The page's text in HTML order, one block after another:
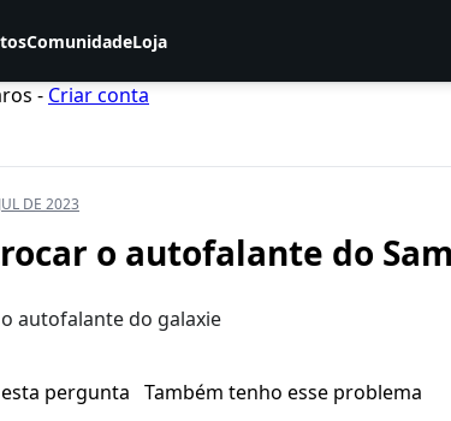
ComunidadeLoja
- Criar conta
DE 2023
o autofalante do
autofalante do galaxie
pergunta Também tenho esse problema